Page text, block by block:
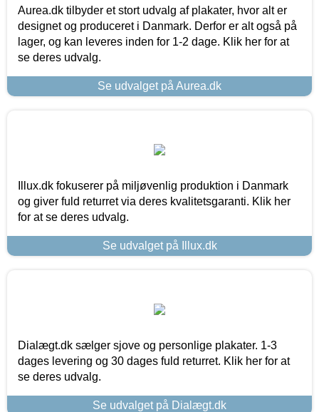
Aurea.dk tilbyder et stort udvalg af plakater, hvor alt er
designet og produceret i Danmark. Derfor er alt også på
lager, og kan leveres inden for 1-2 dage. Klik her for at
se deres udvalg.
Se udvalget på Aurea.dk
Illux.dk fokuserer på miljøvenlig produktion i Danmark
og giver fuld returret via deres kvalitetsgaranti. Klik her
for at se deres udvalg.
Se udvalget på Illux.dk
Dialægt.dk sælger sjove og personlige plakater. 1-3
dages levering og 30 dages fuld returret. Klik her for at
se deres udvalg.
Se udvalget på Dialægt.dk